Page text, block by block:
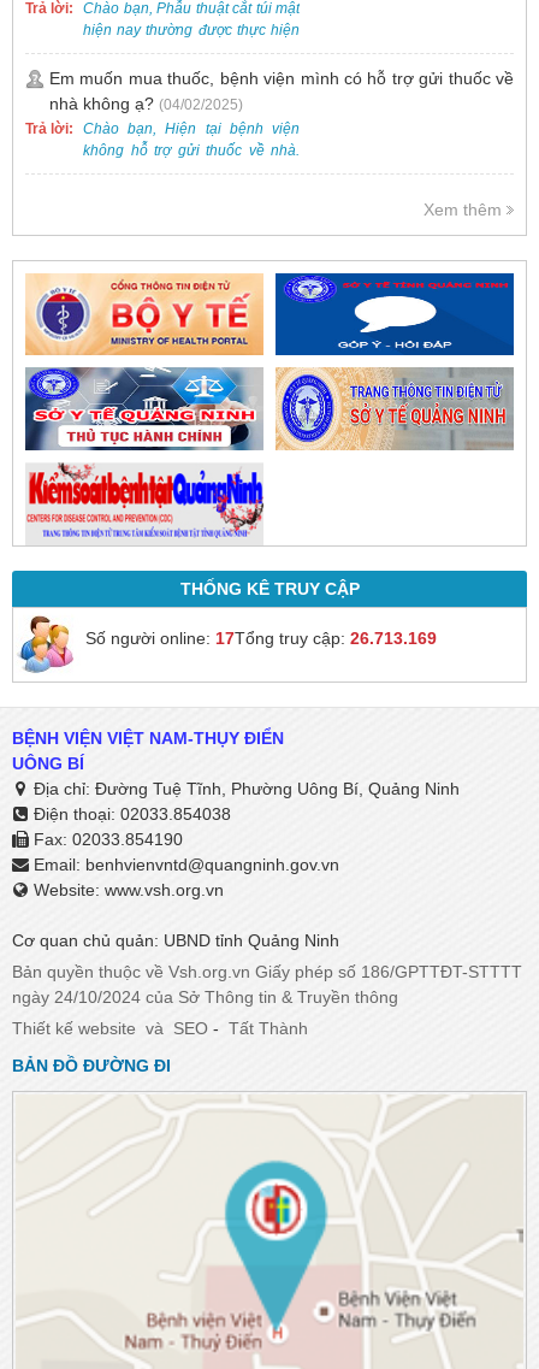
Trả lời:
Chào bạn, Phẫu thuật cắt túi mật
hiện nay thường được thực hiện
bằng phương pháp nội soi, đây
là một kỹ thuật ít xâm lấn, an toàn
và phổ biến.
Em muốn mua thuốc, bệnh viện mình có hỗ trợ gửi thuốc về
nhà không ạ? (04/02/2025)
Trả lời:
Chào bạn, Hiện tại bệnh viện
không hỗ trợ gửi thuốc về nhà.
Việc cấp phát thuốc tại bệnh viện
trực tiếp.
Xem thêm
THỐNG KÊ TRUY CẬP
Số người online: 17Tổng truy cập: 26.713.169
BỆNH VIỆN VIỆT NAM-THỤY ĐIỂN
UÔNG BÍ
Địa chỉ: Đường Tuệ Tĩnh, Phường Uông Bí, Quảng Ninh
Điện thoại: 02033.854038
Fax: 02033.854190
Email: benhvienvntd@quangninh.gov.vn​​​​​​​
Website: www.vsh.org.vn
Cơ quan chủ quản: UBND tỉnh Quảng Ninh
Bản quyền thuộc về Vsh.org.vn Giấy phép số 186/GPTTĐT-STTTT
ngày 24/10/2024 của Sở Thông tin & Truyền thông
Thiết kế website và SEO - Tất Thành
BẢN ĐỒ ĐƯỜNG ĐI